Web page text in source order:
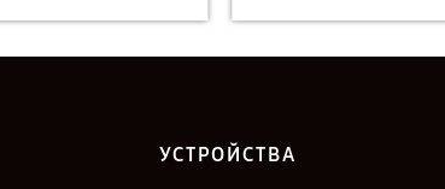
УСТРОЙСТВА